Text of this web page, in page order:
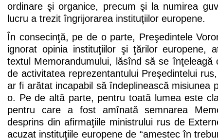
ordinare şi organice, precum şi la numirea
lucru a trezit îngrijorarea instituţiilor europene.
În consecinţă, pe de o parte, Preşedintele
ignorat opinia instituţiilor şi ţărilor europene,
textul Memorandumului, lăsînd să se înţeleagă
de activitatea reprezentantului Preşedintelui
ar fi arătat incapabil să îndeplinească misiunea
o. Pe de altă parte, pentru toată lumea este
pentru care a fost amînată semnarea
desprins din afirmaţiile ministrului rus de
acuzat instituţiile europene de “amestec în